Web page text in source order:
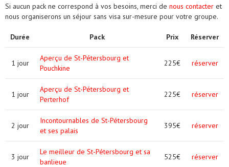
Si aucun pack ne correspond à vos besoins, merci de nous contacter et
nous organiserons un séjour sans visa sur-mesure pour votre groupe.
Durée Pack Prix Réserver
1 jour
Aperçu de St-Pétersbourg et
Pouchkine
225€ réserver
1 jour
Aperçu de St-Pétersbourg et
Perterhof
225€ réserver
2 jour
Incontournables de St-Pétersbourg
et ses palais
395€ réserver
3 jour
Le meilleur de St-Pétersbourg et sa
banlieue
525€ réserver